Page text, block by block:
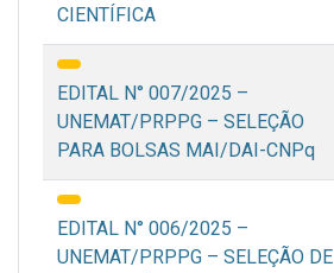
CIENTÍFICA
EDITAL N° 007/2025 –
UNEMAT/PRPPG – SELEÇÃO
PARA BOLSAS MAI/DAI-CNPq
EDITAL N° 006/2025 –
UNEMAT/PRPPG – SELEÇÃO DE